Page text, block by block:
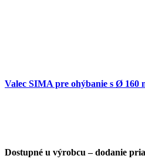
Valec SIMA pre ohýbanie s Ø 160
Dostupné u výrobcu – dodanie